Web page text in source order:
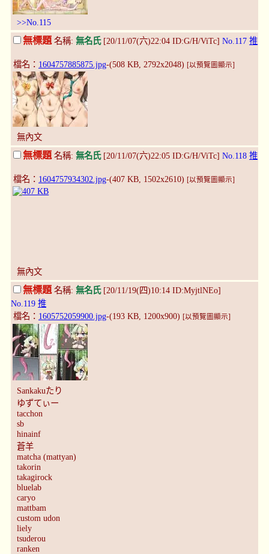
>>No.115
無標題 名稱: 無名氏[20/11/07(六)22:04 ID:G/H/ViTc] No.117 推
檔名： 1604757885875.jpg-(508 KB, 2792x2048) [以預覽圖顯示]
無內文
無標題 名稱: 無名氏[20/11/07(六)22:05 ID:G/H/ViTc] No.118 推
檔名： 1604757934302.jpg-(407 KB, 1502x2610) [以預覽圖顯示]
無內文
無標題名稱: 無名氏[20/11/19(四)10:14 ID:MyjtlNEo]
No.119 推
檔名： 1605752059900.jpg-(193 KB, 1200x900) [以預覽圖顯示]
Sankakuたり
ゆずてぃー
tacchon
sb
hinainf
蒼羊
matcha (mattyan)
takorin
takagirock
bluelab
caryo
mattbam
custom udon
liely
tsuderou
ranken